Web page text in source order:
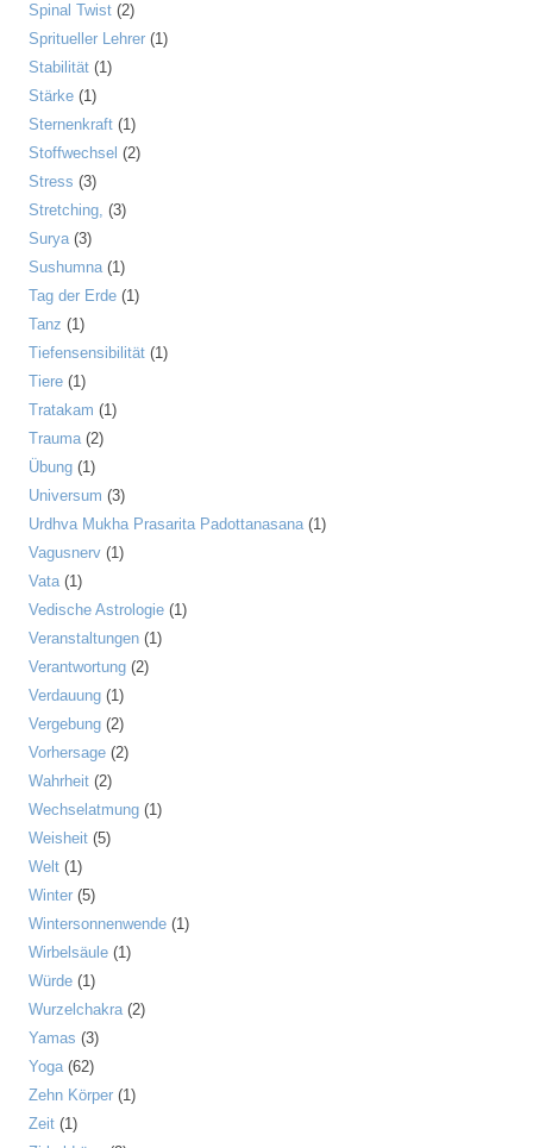
Spinal Twist (2)
Spritueller Lehrer (1)
Stabilität (1)
Stärke (1)
Sternenkraft (1)
Stoffwechsel (2)
Stress (3)
Stretching, (3)
Surya(3)
Sushumna(1)
Tag der Erde (1)
Tanz (1)
Tiefensensibilität (1)
Tiere (1)
Tratakam (1)
Trauma(2)
Übung (1)
Universum (3)
Urdhva Mukha Prasarita Padottanasana(1)
Vagusnerv (1)
Vata(1)
Vedische Astrologie (1)
Veranstaltungen (1)
Verantwortung (2)
Verdauung (1)
Vergebung (2)
Vorhersage (2)
Wahrheit (2)
Wechselatmung (1)
Weisheit (5)
Welt (1)
Winter (5)
Wintersonnenwende (1)
Wirbelsäule (1)
Würde (1)
Wurzelchakra(2)
Yamas (3)
Yoga(62)
Zehn Körper (1)
Zeit (1)